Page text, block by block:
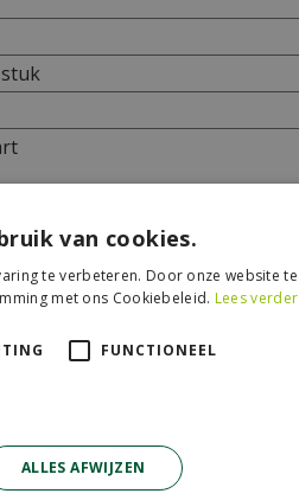
van cookies.
te verbeteren. Door onze website te
met ons Cookiebeleid. Lees verder
FUNCTIONEEL
ALLES AFWIJZEN